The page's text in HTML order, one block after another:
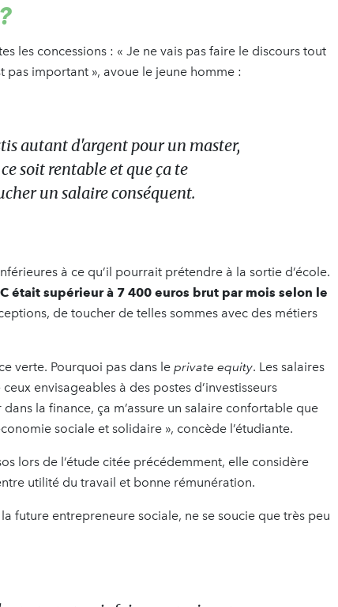
les concessions : « Je ne vais pas faire le discours tout
pas important », avoue le jeune homme :
autant d'argent pour un master,
soit rentable et que ça te
un salaire conséquent.
à ce qu’il pourrait prétendre à la sortie d’école.
était supérieur à 7 400 euros brut par mois selon le
de toucher de telles sommes avec des métiers
verte. Pourquoi pas dans le private equity. Les salaires
envisageables à des postes d’investisseurs
la finance, ça m’assure un salaire confortable que
sociale et solidaire », concède l’étudiante.
lors de l’étude citée précédemment, elle considère
utilité du travail et bonne rémunération.
future entrepreneure sociale, ne se soucie que très peu